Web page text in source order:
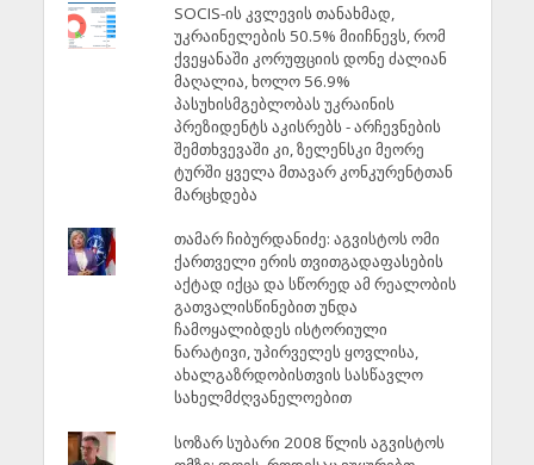
SOCIS-ის კვლევის თანახმად,
უკრაინელების 50.5% მიიჩნევს, რომ
ქვეყანაში კორუფციის დონე ძალიან
მაღალია, ხოლო 56.9%
პასუხისმგებლობას უკრაინის
პრეზიდენტს აკისრებს - არჩევნების
შემთხვევაში კი, ზელენსკი მეორე
ტურში ყველა მთავარ კონკურენტთან
მარცხდება
თამარ ჩიბურდანიძე: აგვისტოს ომი
ქართველი ერის თვითგადაფასების
აქტად იქცა და სწორედ ამ რეალობის
გათვალისწინებით უნდა
ჩამოყალიბდეს ისტორიული
ნარატივი, უპირველეს ყოვლისა,
ახალგაზრდობისთვის სასწავლო
სახელმძღვანელოებით
სოზარ სუბარი 2008 წლის აგვისტოს